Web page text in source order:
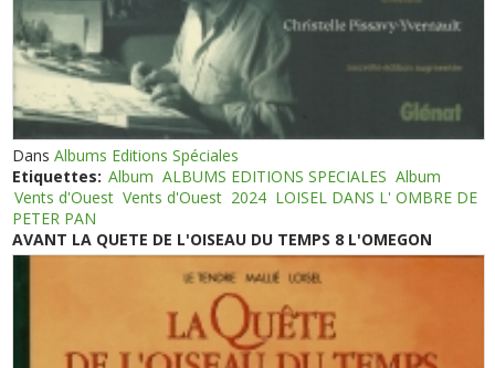
DansAlbums Editions Spéciales
Etiquettes: Album ALBUMS EDITIONS SPECIALES Album
Vents d'Ouest Vents d'Ouest 2024 LOISEL DANS L' OMBRE DE
PETER PAN
AVANT LA QUETE DE L'OISEAU DU TEMPS 8 L'OMEGON